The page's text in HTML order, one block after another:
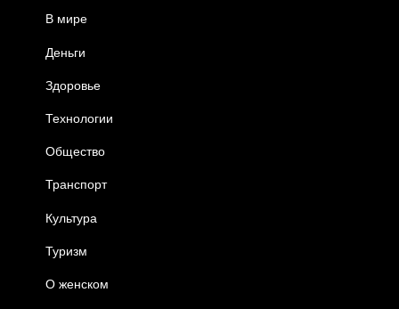
В мире
Деньги
Здоровье
Технологии
Общество
Транспорт
Культура
Туризм
О женском